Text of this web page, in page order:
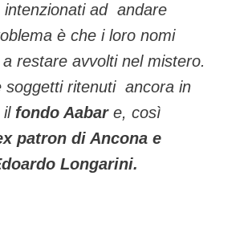
intenzionati ad andare
è che i loro nomi
restare avvolti nel mistero.
soggetti ritenuti ancora in
il fondo Aabare, così
patron di Ancona e
Longarini.